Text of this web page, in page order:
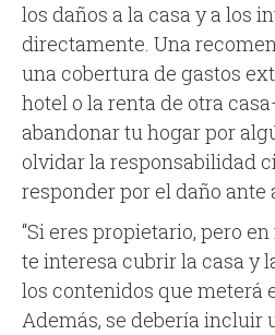
los daños a la casa y a los
directamente. Una
una cobertura de gastos
hotel o la renta de otra
abandonar tu hogar por
olvidar la responsabilidad
responder por el daño ante
“Si eres propietario, pero
te interesa cubrir la casa y
los contenidos que meterá
Además, se debería incluir